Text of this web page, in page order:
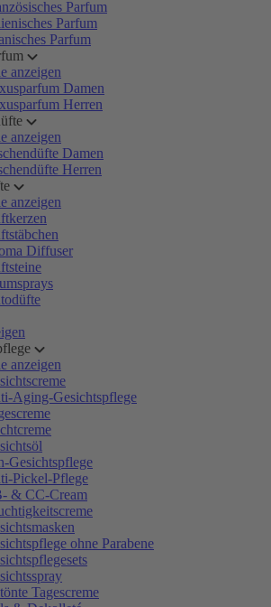
Parfum
Parfum
Parfum
anzeigen
Damen
Herren
anzeigen
Damen
Herren
anzeigen
Diffuser
anzeigen
Aging-Gesichtspflege
Gesichtspflege
Pickel-Pflege
& CC-Cream
ohne Parabene
Tagescreme